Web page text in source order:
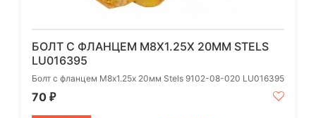
БОЛТ С ФЛАНЦЕМ М8Х1.25Х 20ММ STELS
LU016395
Болт с фланцем М8х1.25х 20мм Stels 9102-08-020 LU016395
70 ₽